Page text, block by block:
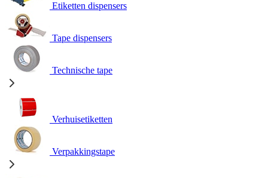
Etiketten dispensers
Tape dispensers
Technische tape
Verhuisetiketten
Verpakkingstape